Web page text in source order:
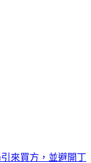
來買方，並避開丁